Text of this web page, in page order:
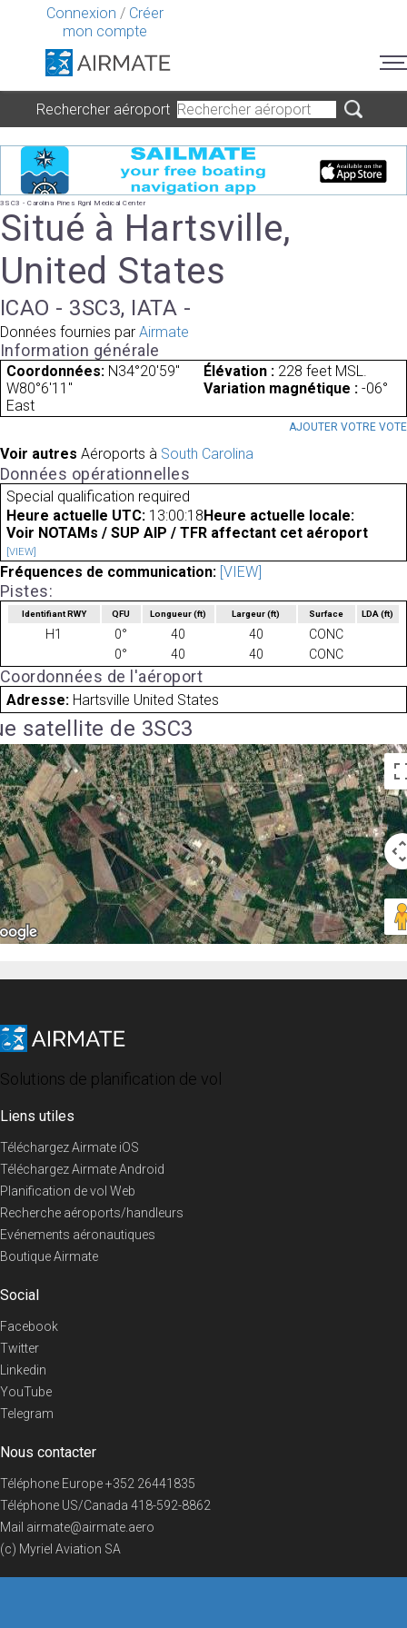
Connexion / Créer
mon compte
Rechercher aéroport
3SC3 - Carolina Pines Rgnl Medical Center
Situé à Hartsville,
United States
ICAO - 3SC3, IATA -
Données fournies par Airmate
Information générale
Coordonnées: N34°20'59"
W80°6'11"
Élévation : 228 feet MSL.
Variation magnétique : -06°
East
AJOUTER VOTRE VOTE
Voir autres Aéroports à South Carolina
Données opérationnelles
Special qualification required
Heure actuelle UTC: 13:00:18 Heure actuelle locale:
Voir NOTAMs / SUP AIP / TFR affectant cet aéroport
[VIEW]
Fréquences de communication: [VIEW]
Pistes:
Identifiant RWY QFU Longueur(ft) Largeur(ft) Surface LDA(ft)
H1 0° 40 40
CONC
0°
40 40 CONC
Coordonnées de l'aéroport
Adresse: Hartsville United States
satellite de 3SC3
Solutions de planification de vol
Liens utiles
Téléchargez Airmate iOS
Téléchargez Airmate Android
Planification de vol Web
Recherche aéroports/handleurs
Evénements aéronautiques
Boutique Airmate
Social
Facebook
Twitter
Linkedin
YouTube
Telegram
Nous contacter
Téléphone Europe+352 26441835
Téléphone US/Canada 418-592-8862
Mail airmate@airmate.aero
(c) Myriel Aviation SA